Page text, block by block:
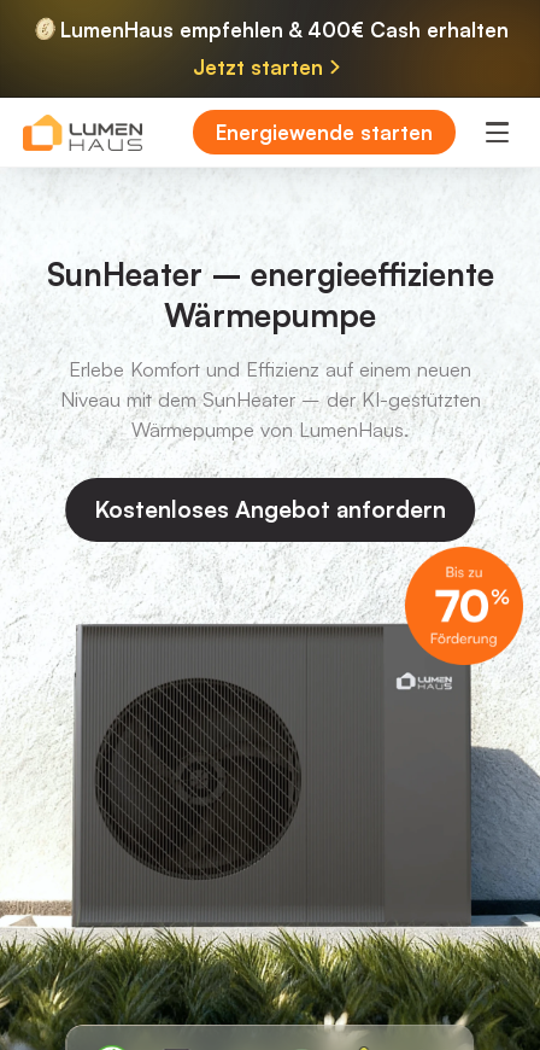
LumenHaus empfehlen & 400€ Cash erhalten
Jetzt starten
Energiewende starten
SunHeater – energieeffiziente
Wärmepumpe
Erlebe Komfort und Effizienz auf einem neuen
Niveau mit dem SunHeater – der KI-gestützten
Wärmepumpe von LumenHaus.
Kostenloses Angebot anfordern